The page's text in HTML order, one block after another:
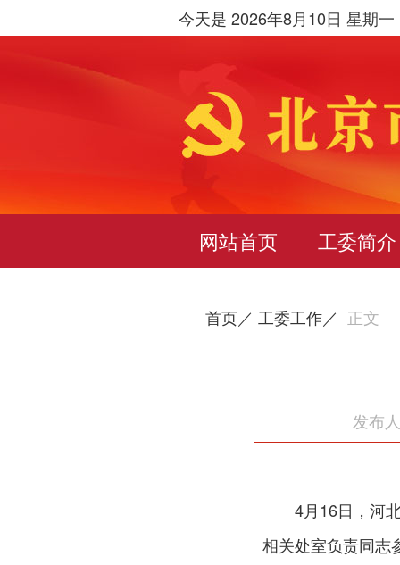
今天是 2026年8月10日 星期一
网站首页 工委简介
首页／ 工委工作／ 正文
发布
4月16日，河
相关处室负责同志